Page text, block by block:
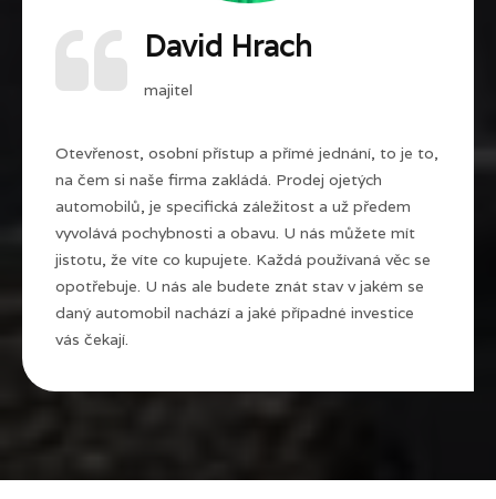
David Hrach
majitel
Otevřenost, osobní přístup a přímé jednání, to je to,
na čem si naše firma zakládá. Prodej ojetých
automobilů, je specifická záležitost a už předem
vyvolává pochybnosti a obavu. U nás můžete mít
jistotu, že víte co kupujete. Každá používaná věc se
opotřebuje. U nás ale budete znát stav v jakém se
daný automobil nachází a jaké případné investice
vás čekají.